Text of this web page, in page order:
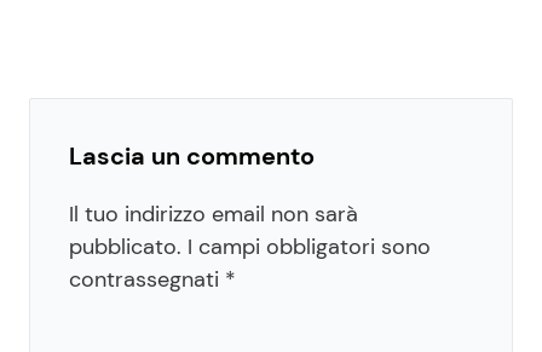
Lascia un commento
Il tuo indirizzo email non sarà
pubblicato. I campi obbligatori sono
contrassegnati *